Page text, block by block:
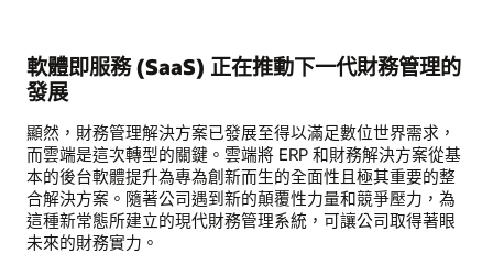
軟體即服務 (SaaS) 正在推動下一代財務管理的
發展
顯然，財務管理解決方案已發展至得以滿足數位世界需求，
而雲端是這次轉型的關鍵。雲端將 ERP 和財務解決方案從基
本的後台軟體提升為專為創新而生的全面性且極其重要的整
合解決方案。隨著公司遇到新的顛覆性力量和競爭壓力，為
這種新常態所建立的現代財務管理系統，可讓公司取得著眼
未來的財務實力。